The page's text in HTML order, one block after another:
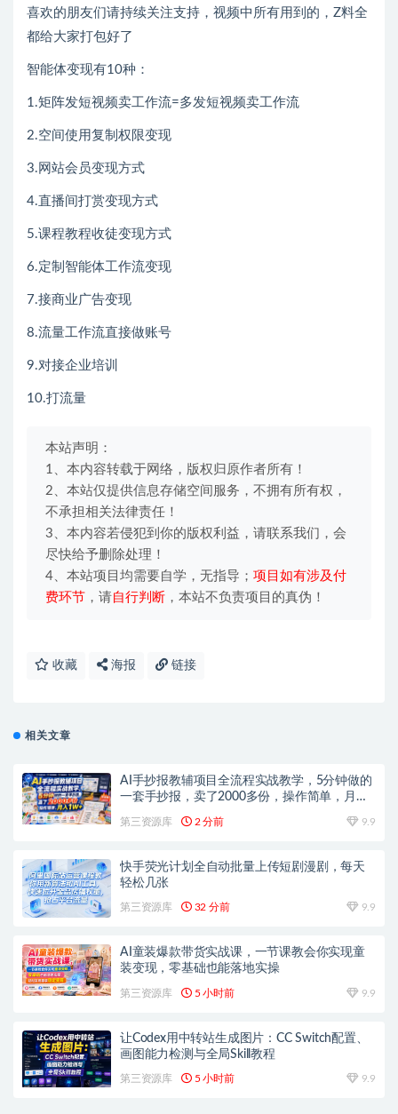
喜欢的朋友们请持续关注支持，视频中所有用到的，Z料全
都给大家打包好了
智能体变现有10种：
1.矩阵发短视频卖工作流=多发短视频卖工作流
2.空间使用复制权限变现
3.网站会员变现方式
4.直播间打赏变现方式
5.课程教程收徒变现方式
6.定制智能体工作流变现
7.接商业广告变现
8.流量工作流直接做账号
9.对接企业培训
10.打流量
本站声明：
1、本内容转载于网络，版权归原作者所有！
2、本站仅提供信息存储空间服务，不拥有所有权，
不承担相关法律责任！
3、本内容若侵犯到你的版权利益，请联系我们，会
尽快给予删除处理！
4、本站项目均需要自学，无指导； 项目如有涉及付
费环节 ，请自行判断 ，本站不负责项目的真伪！
收藏 海报 链接
相关文章
AI手抄报教辅项目全流程实战教学，5分钟做的
一套手抄报，卖了2000多份，操作简单，月入
第三资源库 2 分前 9.9
快手荧光计划全自动批量上传短剧漫剧，每天
轻松几张
第三资源库 32 分前 9.9
AI童装爆款带货实战课，一节课教会你实现童
装变现，零基础也能落地实操
第三资源库 5 小时前 9.9
让Codex用中转站生成图片：CC Switch配置、
画图能力检测与全局Skill教程
第三资源库 5 小时前 9.9